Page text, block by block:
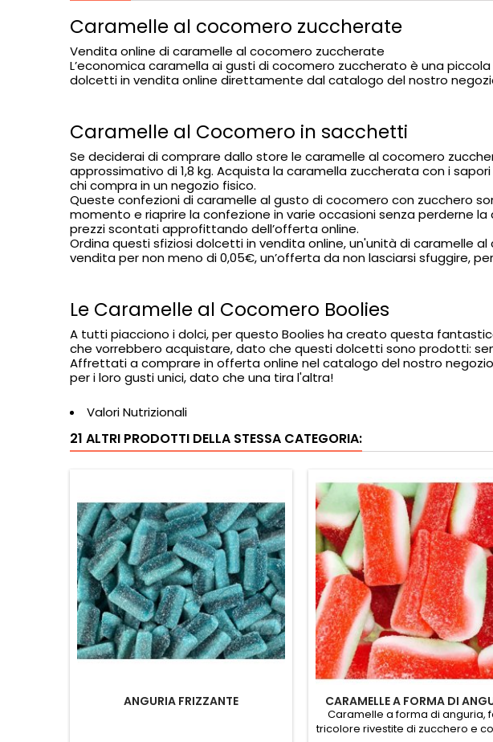
Caramelle al cocomero zuccherate
Vendita online di caramelle al cocomero zuccherate
L’economica caramella ai gusti di cocomero zuccherato è una
dolcetti in vendita online direttamente dal catalogo del nostro
Caramelle al Cocomero in sacchetti
Se deciderai di comprare dallo store le caramelle al cocomero
approssimativo di 1,8 kg. Acquista la caramella zuccherata con i
chi compra in un negozio fisico.
Queste confezioni di caramelle al gusto di cocomero con zucchero
momento e riaprire la confezione in varie occasioni senza perderne
prezzi scontati approfittando dell’offerta online.
Ordina questi sfiziosi dolcetti in vendita online, un'unità di caramelle
vendita per non meno di 0,05€, un’offerta da non lasciarsi sfuggire,
Le Caramelle al Cocomero Boolies
A tutti piacciono i dolci, per questo Boolies ha creato questa
che vorrebbero acquistare, dato che questi dolcetti sono prodotti:
Affrettati a comprare in offerta online nel catalogo del nostro
per i loro gusti unici, dato che una tira l'altra!
Valori Nutrizionali
21 ALTRI PRODOTTI DELLA STESSA CATEGORIA:
ANGURIA FRIZZANTE CARAMELLE A FORMA DI
Caramelle a forma di anguria,
tricolore rivestite di zucchero e